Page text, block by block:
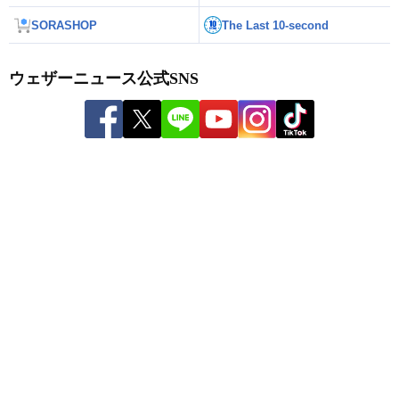
SORASHOP The Last 10-second
ウェザーニュース公式SNS